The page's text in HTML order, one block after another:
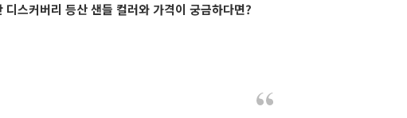
디스커버리 등산 샌들 컬러와 가격이 궁금하다면?